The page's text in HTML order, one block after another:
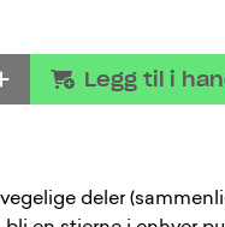
Legg til i
deler